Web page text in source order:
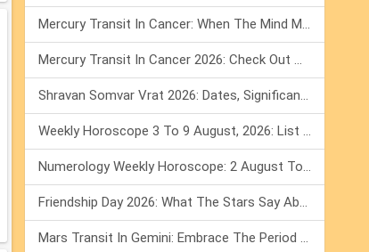
Mercury Transit In Cancer: When The Mind Meets The Heart!
Mercury Transit In Cancer 2026: Check Out What It Brings For You
Shravan Somvar Vrat 2026: Dates, Significance & Rituals In August
Weekly Horoscope 3 To 9 August, 2026: List Of Fasts & Festivals
Numerology Weekly Horoscope: 2 August To 8 August, 2026
Friendship Day 2026: What The Stars Say About Your Best Friend!
Mars Transit In Gemini: Embrace The Period Full Of Energy & Intelligence